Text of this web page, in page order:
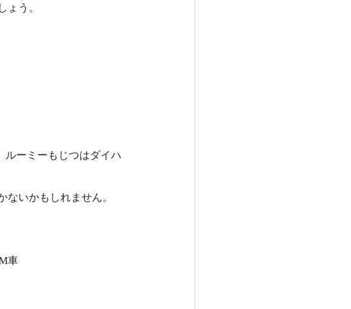
ょう。
ルーミーもじつはダイハ
いかもしれません。
車